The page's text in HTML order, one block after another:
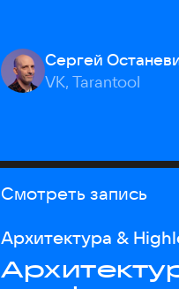
Сергей
VK, Tarantool
Смотреть запись
Архитектура &